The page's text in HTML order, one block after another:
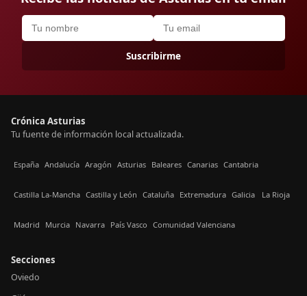
Suscribirme
Crónica Asturias
Tu fuente de información local actualizada.
España Andalucía Aragón Asturias Baleares Canarias Cantabria
Castilla La-Mancha Castilla y León Cataluña Extremadura Galicia La Rioja
Madrid Murcia Navarra País Vasco Comunidad Valenciana
Secciones
Oviedo